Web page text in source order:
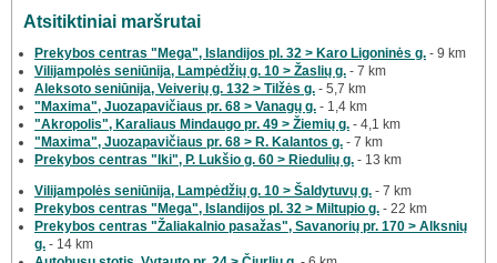
Atsitiktiniai maršrutai
Prekybos centras "Mega", Islandijos pl. 32 > Karo Ligoninės g. - 9 km
Vilijampolės seniūnija, Lampėdžių g. 10 > Žaslių g. - 7 km
Aleksoto seniūnija, Veiverių g. 132 > Tilžės g. - 5,7 km
"Maxima", Juozapavičiaus pr. 68 > Vanagų g. - 1,4 km
"Akropolis", Karaliaus Mindaugo pr. 49 > Žiemių g. - 4,1 km
"Maxima", Juozapavičiaus pr. 68 > R. Kalantos g. - 7 km
Prekybos centras "Iki", P. Lukšio g. 60 > Riedulių g. - 13 km
Vilijampolės seniūnija, Lampėdžių g. 10 > Šaldytuvų g. - 7 km
Prekybos centras "Mega", Islandijos pl. 32 > Miltupio g. - 22 km
Prekybos centras "Žaliakalnio pasažas", Savanorių pr. 170 > Alksnių
g. - 14 km